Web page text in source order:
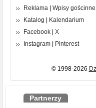
Reklama
Wpisy gościnne
Katalog
Kalendarium
Facebook
X
Instagram
Pinterest
© 1998-2026
Partnerzy